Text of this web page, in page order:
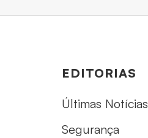
EDITORIAS
Últimas Notícias
Segurança